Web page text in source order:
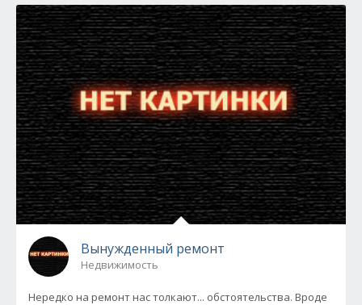
Вынужденный ремонт
Недвижимость
Нередко на ремонт нас толкают... обстоятельства. Вроде